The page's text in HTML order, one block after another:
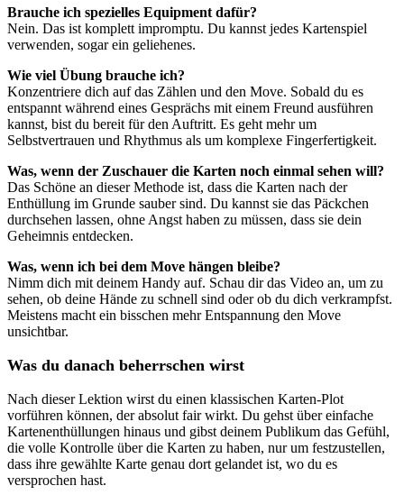
Brauche ich spezielles Equipment dafür?
Nein. Das ist komplett impromptu. Du kannst jedes Kartenspiel
verwenden, sogar ein geliehenes.
Wie viel Übung brauche ich?
Konzentriere dich auf das Zählen und den Move. Sobald du es
entspannt während eines Gesprächs mit einem Freund ausführen
kannst, bist du bereit für den Auftritt. Es geht mehr um
Selbstvertrauen und Rhythmus als um komplexe Fingerfertigkeit.
Was, wenn der Zuschauer die Karten noch einmal sehen will?
Das Schöne an dieser Methode ist, dass die Karten nach der
Enthüllung im Grunde sauber sind. Du kannst sie das Päckchen
durchsehen lassen, ohne Angst haben zu müssen, dass sie dein
Geheimnis entdecken.
Was, wenn ich bei dem Move hängen bleibe?
Nimm dich mit deinem Handy auf. Schau dir das Video an, um zu
sehen, ob deine Hände zu schnell sind oder ob du dich verkrampfst.
Meistens macht ein bisschen mehr Entspannung den Move
unsichtbar.
Was du danach beherrschen wirst
Nach dieser Lektion wirst du einen klassischen Karten-Plot
vorführen können, der absolut fair wirkt. Du gehst über einfache
Kartenenthüllungen hinaus und gibst deinem Publikum das Gefühl,
die volle Kontrolle über die Karten zu haben, nur um festzustellen,
dass ihre gewählte Karte genau dort gelandet ist, wo du es
versprochen hast.